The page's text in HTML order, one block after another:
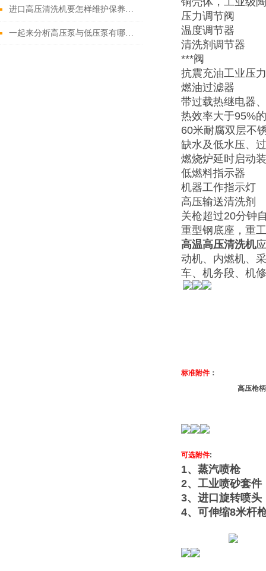
进口高压清洗机要怎样维护保养才算合理呢
一起来分析高压泵与低压泵有哪些不同表现
压力调节阀
温度调节器
清洗剂调节器
***阀
抗震充油工业压
燃油过滤器
带过载热继电器
热效率大于95%
60米耐腐双层不
缺水及低水压、
燃烧炉延时启动
低燃料指示器
机器工作指示灯
高压输送清洗剂
关枪超过20分钟
重型钢底座，重
高温高压清洗机
动机、内燃机、
车、机务段、机
标准附件：
高压
可选附件:
1、蒸汽喷枪
2、工业喷砂套件
3、进口旋转喷头
4、可伸缩8米杆